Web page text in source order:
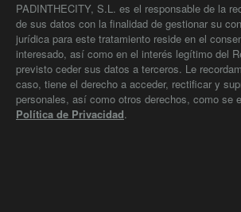
PADINTHECITY, S.L. es el responsable de la
de sus datos con la finalidad de gestionar su
jurídica para este tratamiento reside en el
interesado, así como en el interés legítimo del
previsto ceder sus datos a terceros. Le
caso, tiene el derecho a acceder, rectificar y
personales, así como otros derechos, como se
Política de Privacidad.